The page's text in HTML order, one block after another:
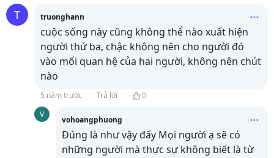
T truonghann
cuộc sống này cũng không thể nào xuất hiện
người thứ ba, chậc không nên cho người đó
vào mối quan hệ của hai người, không nên chút
nào
5 năm trước Trả lời
0
V
vohoangphuong
Đúng là như vậy đấy Mọi người ạ sẽ có
những người mà thực sự không biết là từ